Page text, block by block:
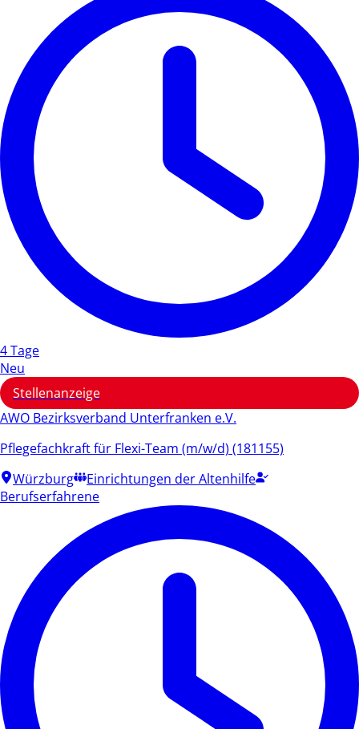
4 Tage
Neu
Stellenanzeige
AWO Bezirksverband Unterfranken e.V.
Pflegefachkraft für Flexi-Team (m/w/d) (181155)
Würzburg
Einrichtungen der Altenhilfe
Berufserfahrene